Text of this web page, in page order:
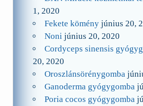
1, 2020
Fekete kömény június 20,
Noni június 20, 2020
Cordyceps sinensis
20, 2020
Oroszlánsörénygomba
Ganoderma gyógygomba
Poria cocos gyógygomba